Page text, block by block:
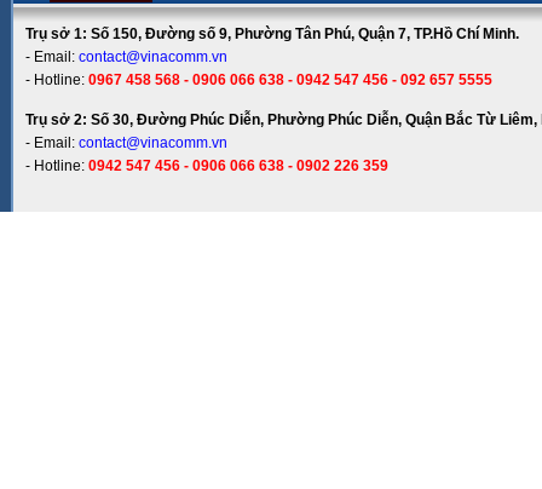
Trụ sở 1: Số 150, Đường số 9, Phường Tân Phú, Quận 7, TP.Hồ Chí Minh.
- Email: contact@vinacomm.vn
- Hotline: 0967 458 568 - 0906 066 638 - 0942 547 456 - 092 657 5555
Trụ sở 2: Số 30, Đường Phúc Diễn, Phường Phúc Diễn, Quận Bắc Từ Liêm,
- Email: contact@vinacomm.vn
- Hotline: 0942 547 456 - 0906 066 638 - 0902 226 359